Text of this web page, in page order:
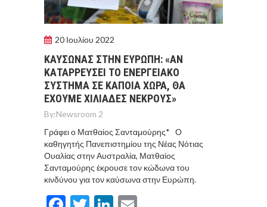
20 Ιουλίου 2022
ΚΑΥΣΩΝΑΣ ΣΤΗΝ ΕΥΡΩΠΗ: «ΑΝ
ΚΑΤΑΡΡΕΥΣΕΙ ΤΟ ΕΝΕΡΓΕΙΑΚΟ
ΣΥΣΤΗΜΑ ΣΕ ΚΑΠΟΙΑ ΧΩΡΑ, ΘΑ
ΕΧΟΥΜΕ ΧΙΛΙΑΔΕΣ ΝΕΚΡΟΥΣ»
By:Newsroom 2
Γράφει ο Ματθαίος Σανταμούρης* Ο
καθηγητής Πανεπιστημίου της Νέας Νότιας
Ουαλίας στην Αυστραλία, Ματθαίος
Σανταμούρης έκρουσε τον κώδωνα του
κινδύνου για τον καύσωνα στην Ευρώπη.